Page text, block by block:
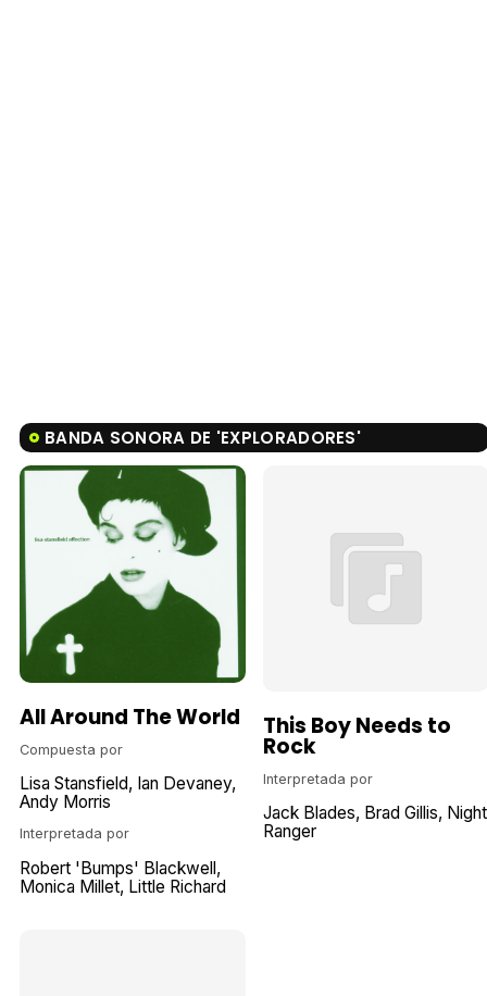
BANDA SONORA DE 'EXPLORADORES'
All Around The World
Compuesta por
Lisa Stansfield
Ian Devaney
Andy Morris
Interpretada por
Robert 'Bumps' Blackwell
Monica Millet Little Richard
This Boy Needs to
Rock
Interpretada por
Jack Blades Brad Gillis
Night
Ranger